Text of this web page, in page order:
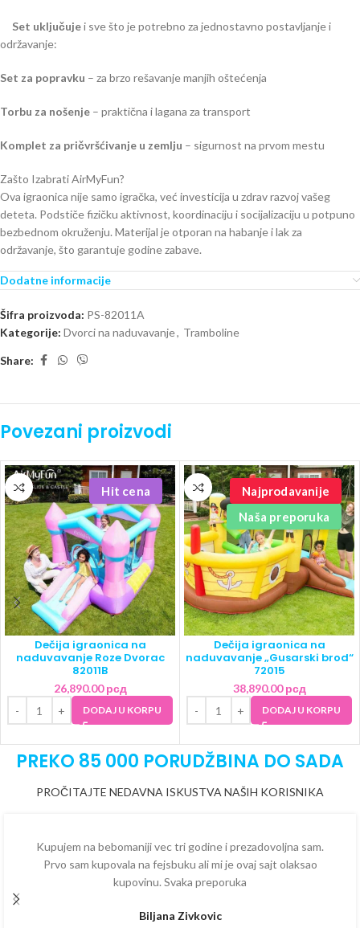
Set uključujei sve što je potrebno za jednostavno postavljanje i
održavanje:
Set za popravku – za brzo rešavanje manjih oštećenja
Torbu za nošenje – praktična i lagana za transport
Komplet za pričvršćivanje u zemlju – sigurnost na prvom mestu
Zašto Izabrati AirMyFun?
Ova igraonica nije samo igračka, već investicija u zdrav razvoj vašeg
deteta. Podstiče fizičku aktivnost, koordinaciju i socijalizaciju u potpuno
bezbednom okruženju. Materijal je otporan na habanje i lak za
održavanje, što garantuje godine zabave.
Dodatne informacije
Šifra proizvoda: PS-82011A
Kategorije: Dvorci na naduvavanje, Tramboline
Share:
Povezani proizvodi
Hit cena
Dečija igraonica na
naduvavanje Roze Dvorac
82011B
26,890.00рсд
DODAJ U KORPU
Najprodavanije
Naša preporuka
Dečija igraonica na
naduvavanje „Gusarski brod“
72015
38,890.00рсд
DODAJ U KORPU
PREKO 85 000 PORUDŽBINA DO SADA
PROČITAJTE NEDAVNA ISKUSTVA NAŠIH KORISNIKA
Kupujem na bebomaniji vec tri godine i prezadovoljna sam.
Prvo sam kupovala na fejsbuku ali mi je ovaj sajt olaksao
kupovinu. Svaka preporuka
Biljana Zivkovic